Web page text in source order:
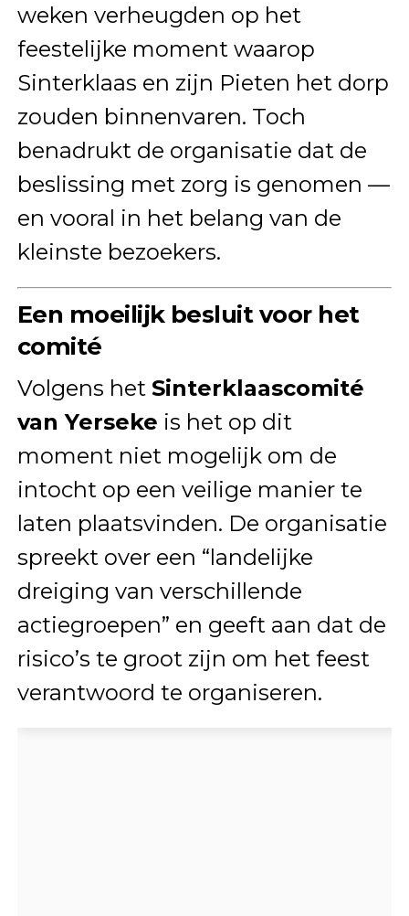
weken verheugden op het
feestelijke moment waarop
Sinterklaas en zijn Pieten het dorp
zouden binnenvaren. Toch
benadrukt de organisatie dat de
beslissing met zorg is genomen —
en vooral in het belang van de
kleinste bezoekers.
Een moeilijk besluit voor het
comité
Volgens het Sinterklaascomité
van Yerseke is het op dit
moment niet mogelijk om de
intocht op een veilige manier te
laten plaatsvinden. De organisatie
spreekt over een “landelijke
dreiging van verschillende
actiegroepen” en geeft aan dat de
risico’s te groot zijn om het feest
verantwoord te organiseren.